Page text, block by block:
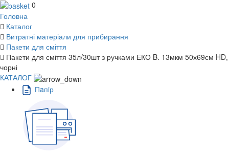
0
Головна
Каталог
Витратні матеріали для прибирання
Пакети для сміття
Пакети для сміття 35л/30шт з ручками ЕКО B. 13мкм 50х69см HD,
чорні
КАТАЛОГ
Пaпiр